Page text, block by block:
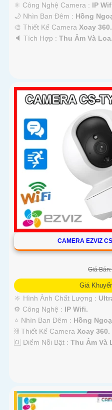
⚛️ Công Nghệ Camera : IP
🌙 Nhìn Ban Đêm : Hồng
🎨 Thiết Kế Camera Xoay 360.
️🔈 Tích Hợp : Thu Âm Và Loa.
CAMERA EZVIZ
Giá
Giá
🔆 Hình Ành Chất Lượng :
⚙ Công Nghệ : IP Wifi.
⭐ Nhìn Ban Đêm : Hồng
⛓ Thiết Kế Camera Xoay 360.
️🆑 Điểm Nỗi Bật : Thu Âm Và